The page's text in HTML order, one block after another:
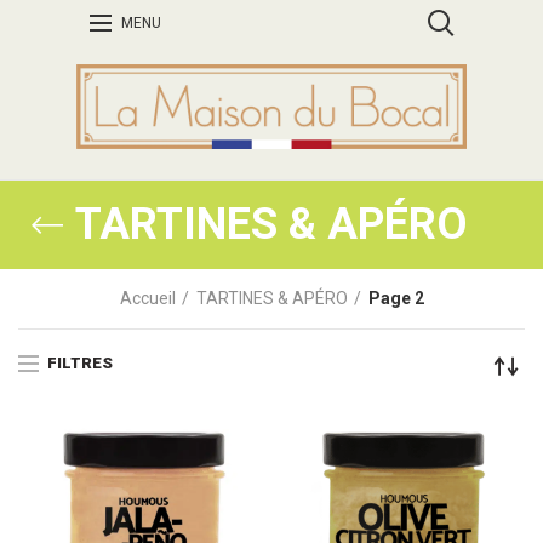
MENU
TARTINES & APÉRO
Accueil TARTINES & APÉRO Page 2
FILTRES